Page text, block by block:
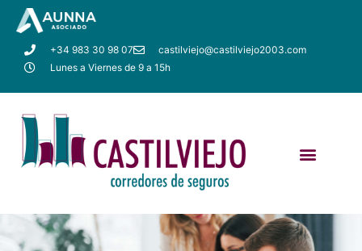
+34 983 30 98 07
castilviejo@castilviejo2003.com
Lunes a Viernes de 9 a 15h